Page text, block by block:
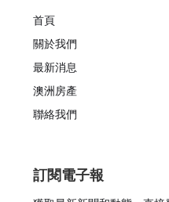
首頁
關於我們
最新消息
澳洲房產
聯絡我們
訂閱電子報